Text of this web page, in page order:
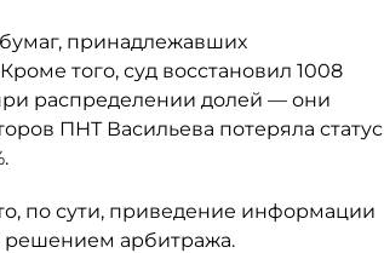
принадлежавших
того, суд восстановил 1008
распределении долей — они
ПНТ Васильева потеряла статус
по сути, приведение информации
решением арбитража.